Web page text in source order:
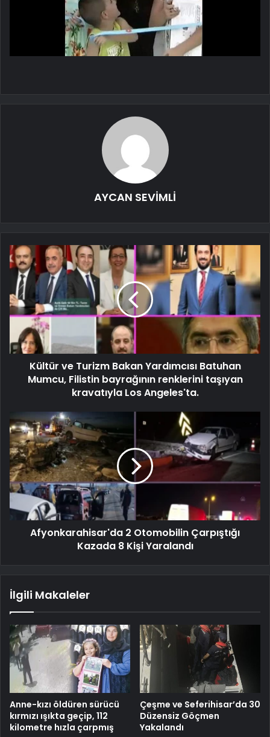
AYCAN SEVİMLİ
Kültür ve Turizm Bakan Yardımcısı Batuhan
Mumcu, Filistin bayrağının renklerini taşıyan
kravatıyla Los Angeles'ta.
Afyonkarahisar'da 2 Otomobilin Çarpıştığı
Kazada 8 Kişi Yaralandı
İlgili Makaleler
Anne-kızı öldüren sürücü
kırmızı ışıkta geçip, 112
kilometre hızla çarpmış
Çeşme ve Seferihisar’da 30
Düzensiz Göçmen
Yakalandı